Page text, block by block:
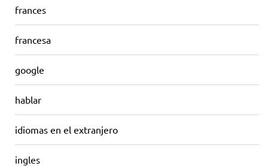
frances
francesa
google
hablar
idiomas en el extranjero
ingles